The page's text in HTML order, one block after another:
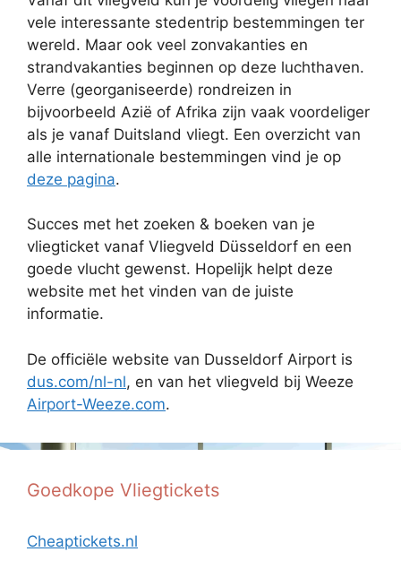
vele interessante stedentrip bestemmingen ter
wereld. Maar ook veel zonvakanties en
strandvakanties beginnen op deze luchthaven.
Verre (georganiseerde) rondreizen in
bijvoorbeeld Azië of Afrika zijn vaak voordeliger
als je vanaf Duitsland vliegt. Een overzicht van
alle internationale bestemmingen vind je op
deze pagina.
Succes met het zoeken & boeken van je
vliegticket vanaf Vliegveld Düsseldorf en een
goede vlucht gewenst. Hopelijk helpt deze
website met het vinden van de juiste
informatie.
De officiële website van Dusseldorf Airport is
dus.com/nl-nl, en van het vliegveld bij Weeze
Airport-Weeze.com.
Goedkope Vliegtickets
Cheaptickets.nl